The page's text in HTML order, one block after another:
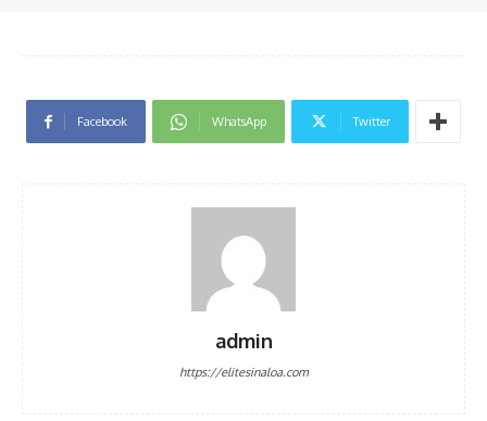
Facebook WhatsApp Twitter
admin
https://elitesinaloa.com